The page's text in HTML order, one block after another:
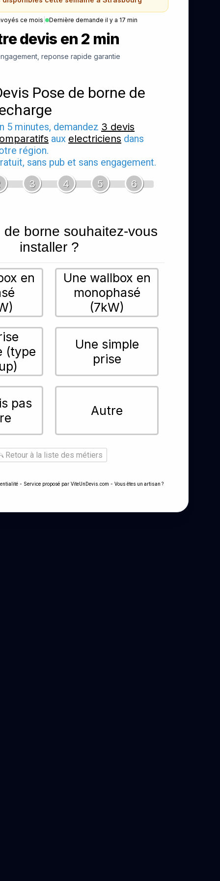
ce mois Dernière demande il y a 17 min
devis en 2 min
reponse rapide garantie
Pose de borne de
5 minutes, demandez 3 devis
aux electriciens dans
région.
sans pub et sans engagement.
3 4 5 6
de borne souhaitez-vous
installer ?
en
Une wallbox en
monophasé
(7kW)
(type
Une simple
prise
pas
Autre
Retour à la liste des métiers
- Service proposé par ViteUnDevis.com - Vous êtes un artisan ?